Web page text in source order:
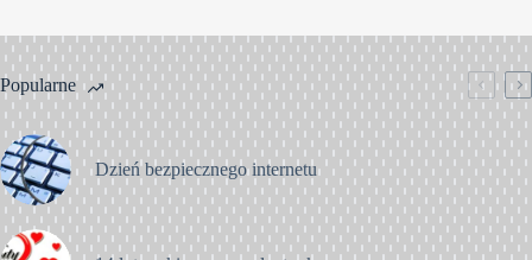
Popularne
Dzień bezpiecznego internetu